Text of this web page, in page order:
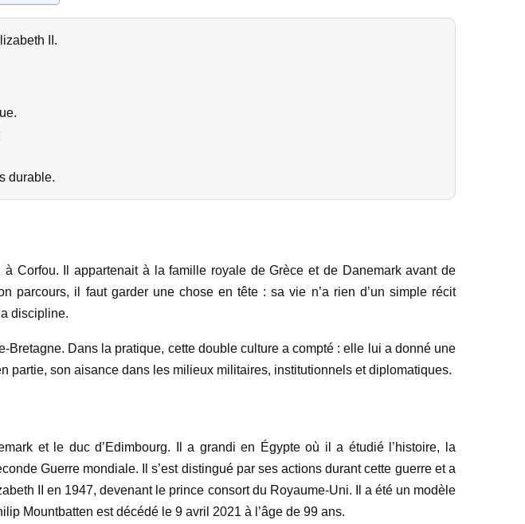
II.
durable.
Corfou. Il appartenait à la famille royale de Grèce et de Danemark avant de
parcours, il faut garder une chose en tête : sa vie n’a rien d’un simple récit
discipline.
Dans la pratique, cette double culture a compté : elle lui a donné une
partie, son aisance dans les milieux militaires, institutionnels et diplomatiques.
et le duc d’Edimbourg. Il a grandi en Égypte où il a étudié l’histoire, la
Guerre mondiale. Il s’est distingué par ses actions durant cette guerre et a
II en 1947, devenant le prince consort du Royaume-Uni. Il a été un modèle
Mountbatten est décédé le 9 avril 2021 à l’âge de 99 ans.